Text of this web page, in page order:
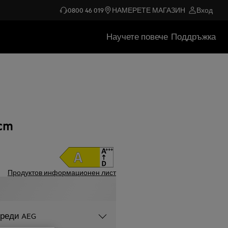
0800 46 019 НАМЕРЕТЕ МАГАЗИН Вход
Научете повече Поддръжка
Продуктов информационен лист
AEG